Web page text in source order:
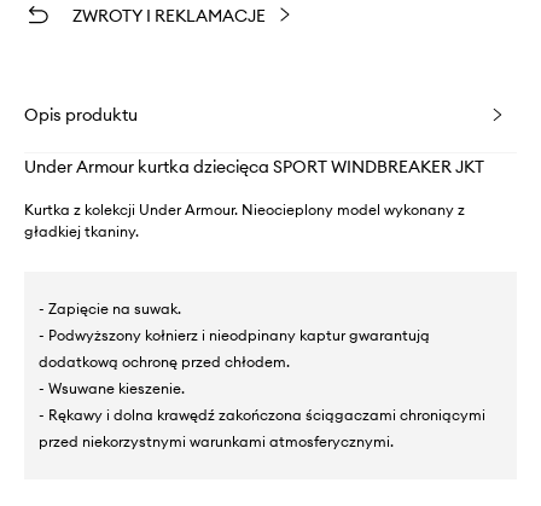
ZWROTY I REKLAMACJE
Opis produktu
Under Armour kurtka dziecięca SPORT WINDBREAKER JKT
Kurtka z kolekcji Under Armour. Nieocieplony model wykonany z
gładkiej tkaniny.
- Zapięcie na suwak.
- Podwyższony kołnierz i nieodpinany kaptur gwarantują
dodatkową ochronę przed chłodem.
- Wsuwane kieszenie.
- Rękawy i dolna krawędź zakończona ściągaczami chroniącymi
przed niekorzystnymi warunkami atmosferycznymi.